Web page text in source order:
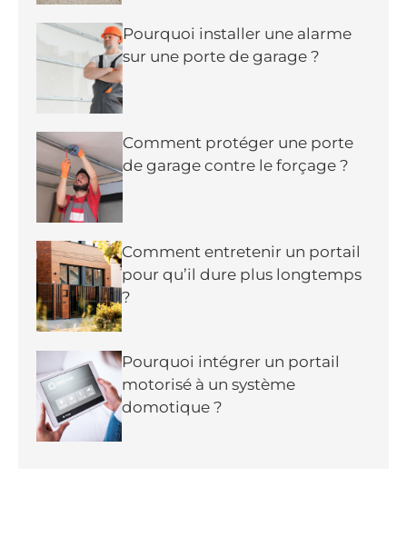
Pourquoi installer une alarme
sur une porte de garage ?
Comment protéger une porte
de garage contre le forçage ?
Comment entretenir un portail
pour qu’il dure plus longtemps
?
Pourquoi intégrer un portail
motorisé à un système
domotique ?